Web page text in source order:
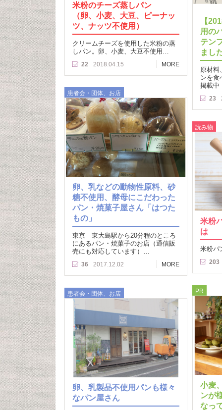
米粉のチーズ蒸しパン
（卵、小麦、大豆、ピーナッ
ツ、ナッツ不使用）
クリームチーズを使用した米粉の蒸
しパン。卵、小麦、大豆不使用…
22 2018.04.15 MORE
【
用の
テン
まし
原材料
ンを食
掲載
23
患者会・団体、お店
卵、乳などの動物性原料、砂
糖不使用、酵母にこだわった
パン・焼菓子屋さん「はつた
もの」
東京 東大島駅から20分程のところ
にあるパン・焼菓子のお店（通信販
売にも対応しています）…
36 2017.12.02 MORE
読み物
米粉
は
米粉パ
203
PR
小麦
ンが
なっ
患者会・団体、お店
卵、乳製品不使用パンも様々
なパン屋さん